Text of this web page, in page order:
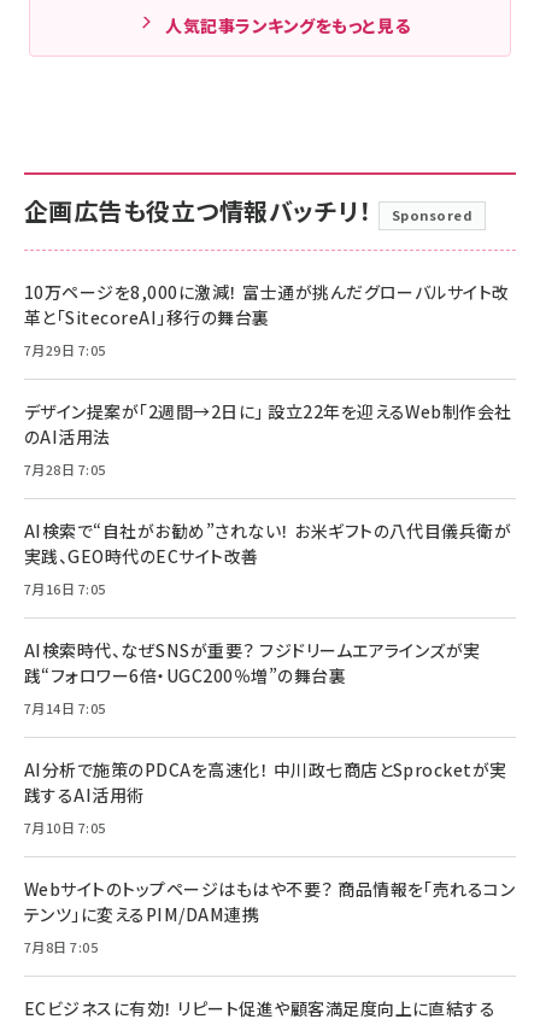
人気記事ランキングをもっと見る
企画広告も役立つ情報バッチリ！ Sponsored
10万ページを8,000に激減！ 富士通が挑んだグローバルサイト改
革と「SitecoreAI」移行の舞台裏
7月29日 7:05
デザイン提案が「2週間→2日に」 設立22年を迎えるWeb制作会社
のAI活用法
7月28日 7:05
AI検索で“自社がお勧め”されない！ お米ギフトの八代目儀兵衛が
実践、GEO時代のECサイト改善
7月16日 7:05
AI検索時代、なぜSNSが重要？ フジドリームエアラインズが実
践“フォロワー6倍・UGC200％増”の舞台裏
7月14日 7:05
AI分析で施策のPDCAを高速化！ 中川政七商店とSprocketが実
践するAI活用術
7月10日 7:05
Webサイトのトップページはもはや不要？ 商品情報を「売れるコン
テンツ」に変えるPIM/DAM連携
7月8日 7:05
ECビジネスに有効！ リピート促進や顧客満足度向上に直結する